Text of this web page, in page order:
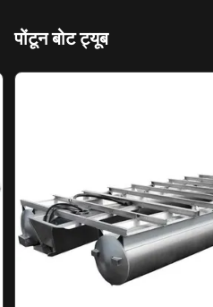
पोंटून बोट ट्यूब